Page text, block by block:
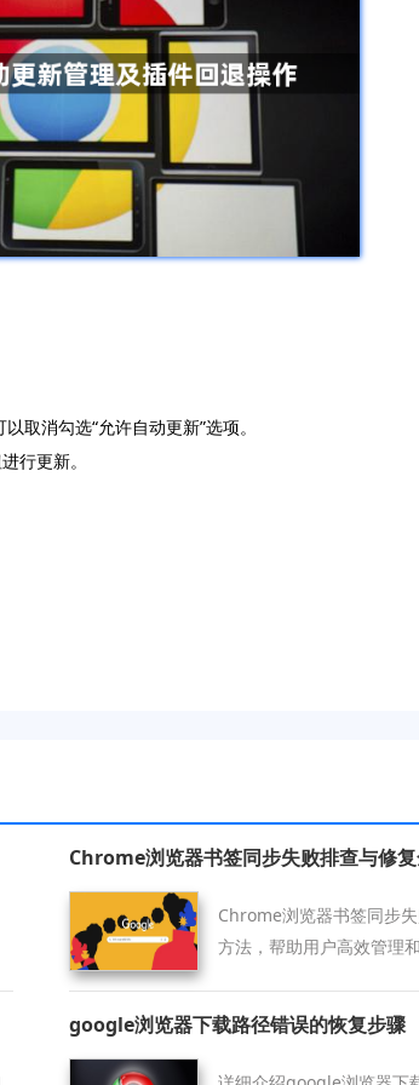
取消勾选“允许自动更新”选项。
行更新。
Chrome浏览器书签同步失败排查与修
Chrome浏览器书签同步
方法，帮助用户高效管理
google浏览器下载路径错误的恢复步骤